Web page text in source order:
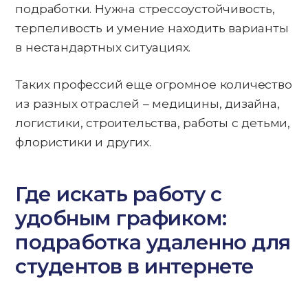
подработки. Нужна стрессоустойчивость,
терпеливость и умение находить варианты
в нестандартных ситуациях.
Таких профессий еще огромное количество
из разных отраслей – медицины, дизайна,
логистики, строительства, работы с детьми,
флористики и других.
Где искать работу с
удобным графиком:
подработка удаленно для
студентов в интернете